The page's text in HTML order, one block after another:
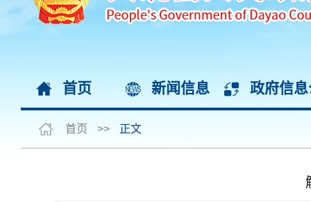
首页 新闻信息 政府信
首页 >> 正文